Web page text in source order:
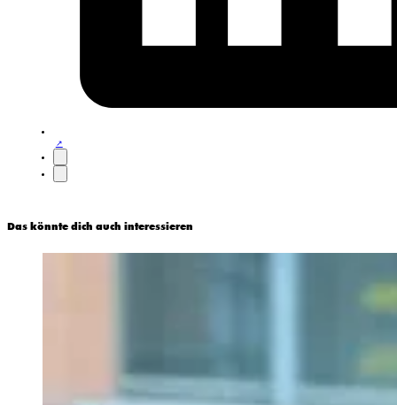
Das könnte dich auch interessieren